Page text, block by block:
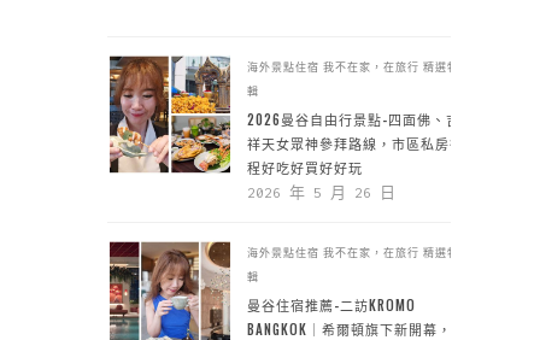
海外景點住宿 我不在家，在旅行 精選特
輯
2026曼谷自由行景點-四面佛、吉
祥天女眾神參拜路線，市區私房行
程好吃好買好好玩
2026 年 5 月 26 日
海外景點住宿 我不在家，在旅行 精選特
輯
曼谷住宿推薦-二訪KROMO
BANGKOK｜希爾頓旗下新開幕，一